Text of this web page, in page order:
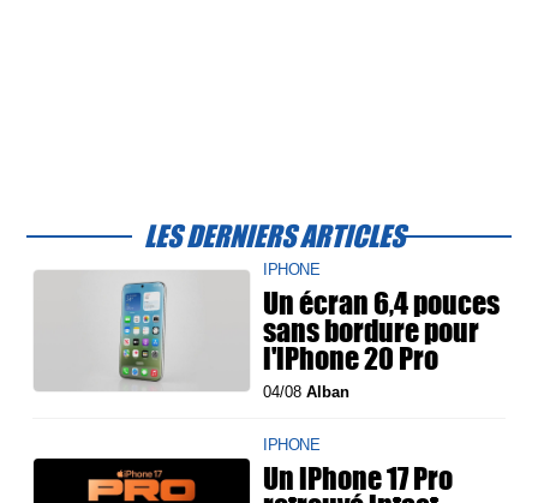
LES DERNIERS ARTICLES
IPHONE
Un écran 6,4 pouces
sans bordure pour
l'iPhone 20 Pro
04/08Alban
IPHONE
Un iPhone 17 Pro